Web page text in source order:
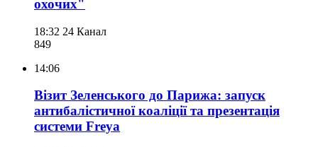
охочих"
18:32 24 Канал
849
14:06
Візит Зеленського до Парижа: запуск
антибалістичної коаліції та презентація
системи Freya